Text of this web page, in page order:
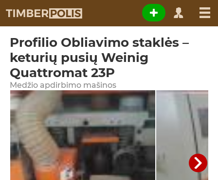
Profilio Obliavimo staklės –
keturių pusių Weinig
Quattromat 23P
Medžio apdirbimo mašinos